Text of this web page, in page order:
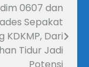
0607 dan
Sepakat
KDKMP, Dari
Tidur Jadi
Potensi